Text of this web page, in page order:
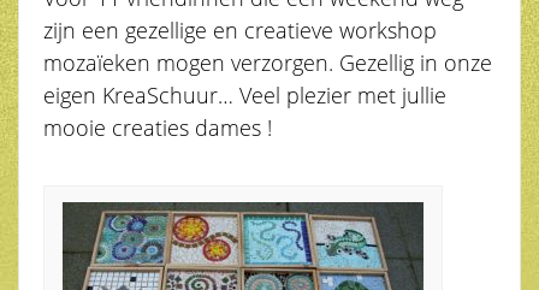
zijn een gezellige en creatieve workshop
mozaïeken mogen verzorgen. Gezellig in onze
eigen KreaSchuur… Veel plezier met jullie
mooie creaties dames !